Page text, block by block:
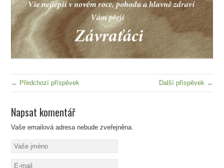
← Předchozí příspěvek Další příspěvek →
Napsat komentář
Vaše emailová adresa nebude zveřejněna.